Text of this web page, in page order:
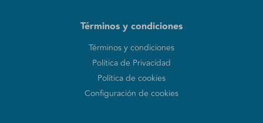
Términos y condiciones
Términos y condiciones
Política de Privacidad
Política de cookies
Configuración de cookies